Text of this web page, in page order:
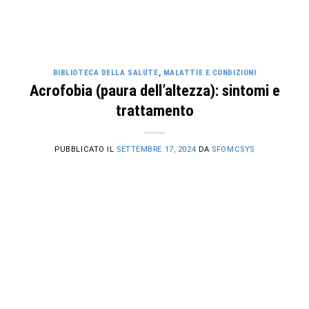
BIBLIOTECA DELLA SALUTE, MALATTIE E CONDIZIONI
Acrofobia (paura dell’altezza): sintomi e
trattamento
PUBBLICATO IL SETTEMBRE 17, 2024 DA SFOMCSYS